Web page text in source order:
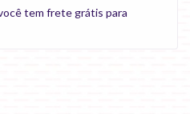
tem frete grátis para